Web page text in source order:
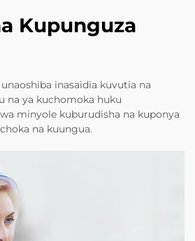
Kupunguza
inasaidia kuvutia na
na ya kuchomoka huku
minyole kuburudisha na kuponya
na kuungua.